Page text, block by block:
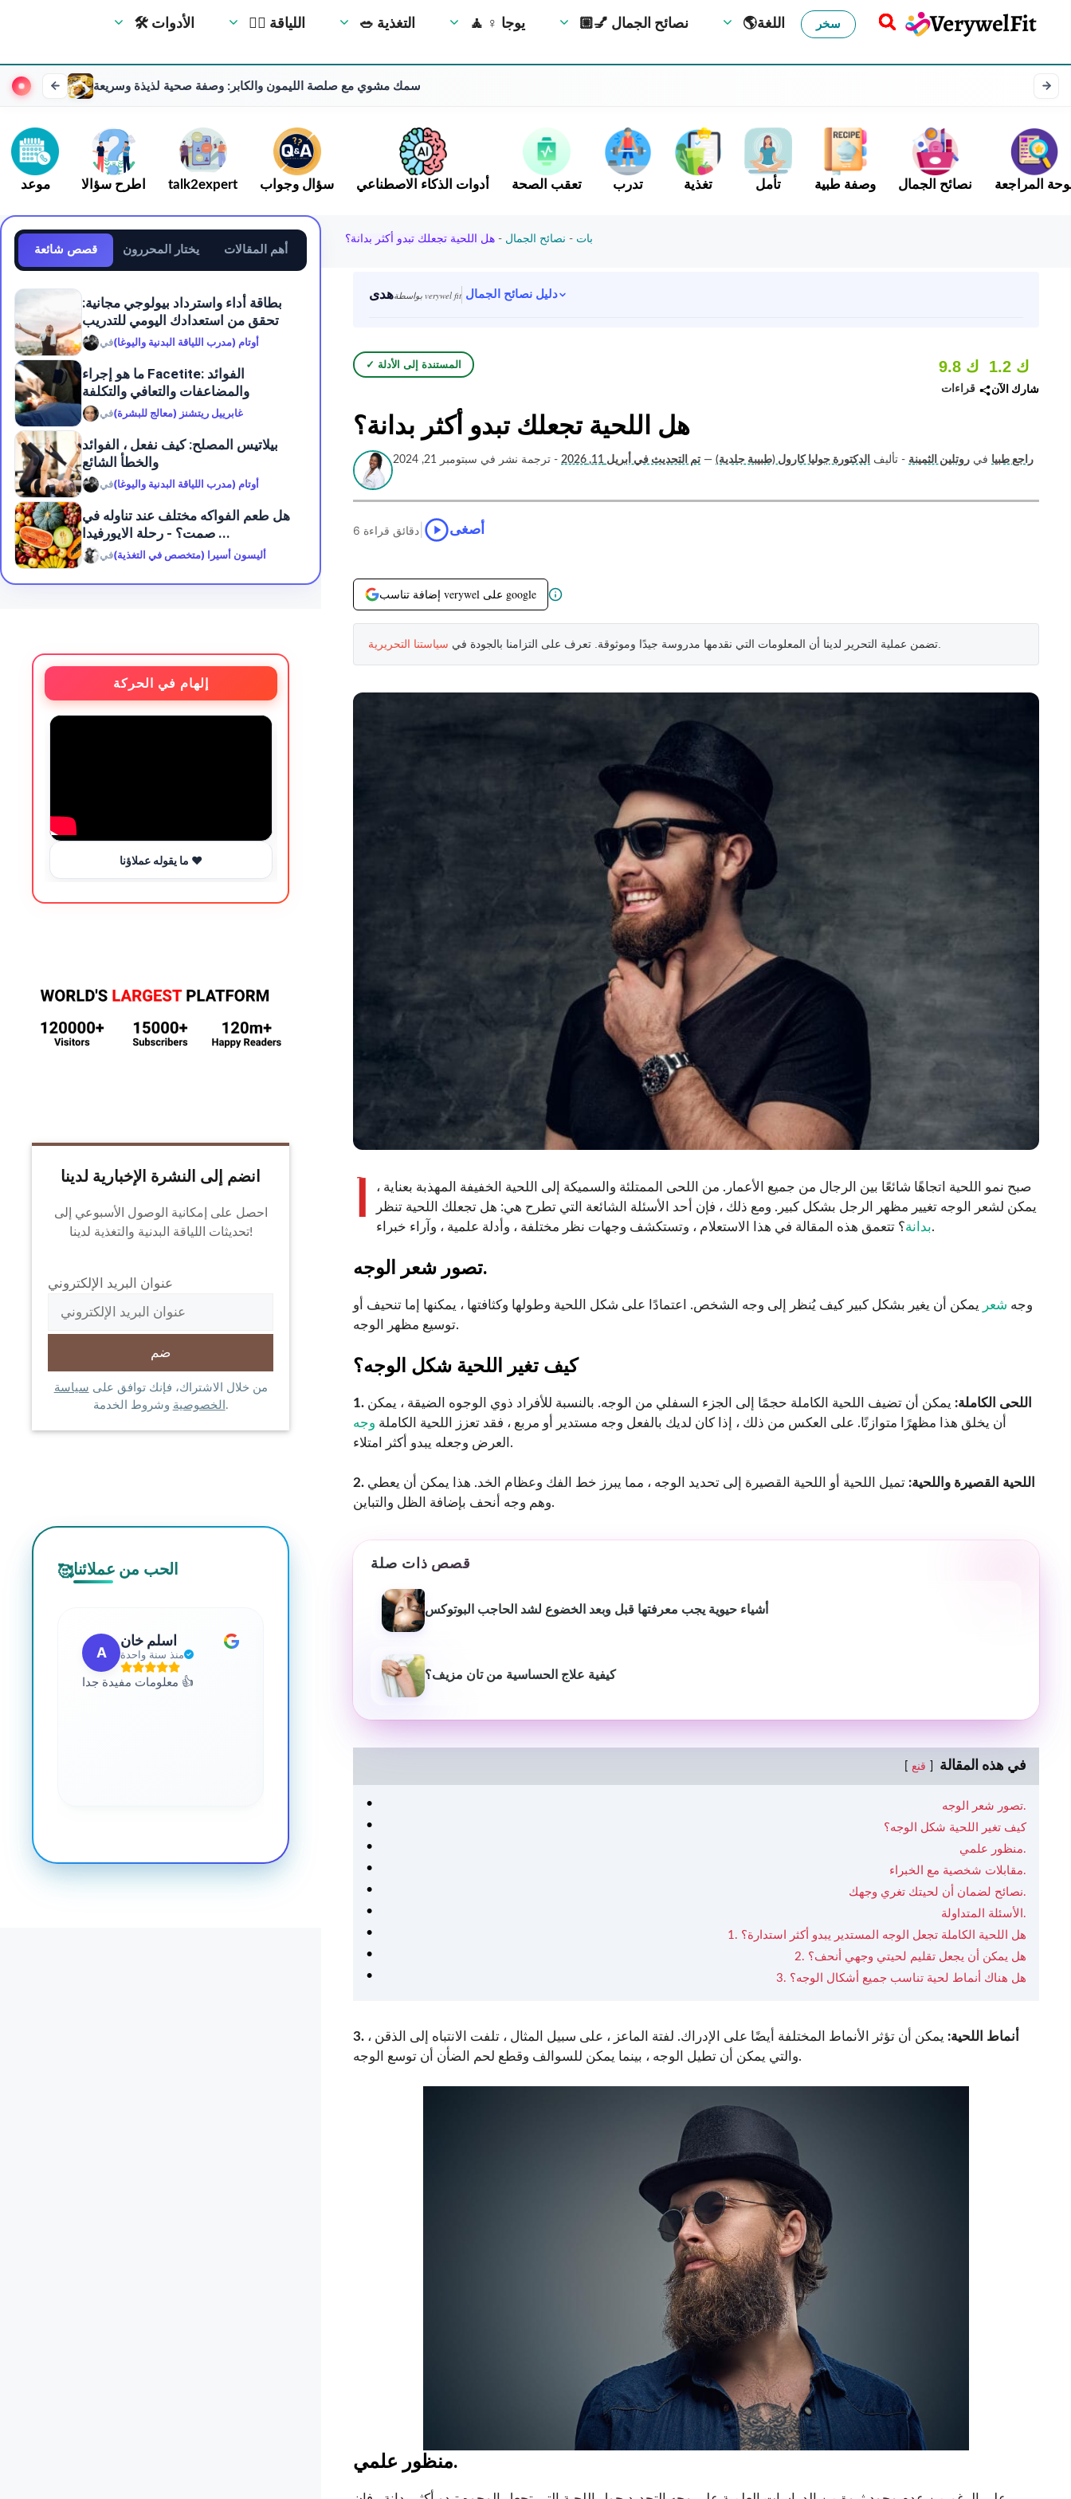
🛠 الأدوات 🏋️‍♀️ اللياقة 🥗 التغذية 🧘 ‍♀️ يوجا 💅🏼 نصائح الجمال 🌎اللغة سخر
سمك مشوي مع صلصة الليمون والكابر: وصفة صحية لذيذة وسريعة
موعد اطرح سؤالا talk2expert سؤال وجواب أدوات الذكاء الاصطناعي تعقب الصحة تدرب تغذية تأمل وصفة طبية نصائح الجمال المراجعة
بات - نصائح الجمال - هل اللحية تجعلك تبدو أكثر بدانة؟
هدى بواسطة verywel fit دليل نصائح الجمال
✓ المستندة إلى الأدلة 9.8 ك
قراءات
1.2 ك
شارك الآن
هل اللحية تجعلك تبدو أكثر بدانة؟
راجع طبيا في روتلين الثمينة - تأليف الدكتورة جوليا كارول (طبيبة جلدية) — تم التحديث في أبريل 11, 2026 - ترجمة نشر في سبتومبر 21, 2024
6 دقائق قراءة أصغى
إضافة تناسب verywel على google
تضمن عملية التحرير لدينا أن المعلومات التي نقدمها مدروسة جيدًا وموثوقة. تعرف على التزامنا بالجودة في سياستنا التحريرية
صبح نمو اللحية اتجاهًا شائعًا بين الرجال من جميع الأعمار. من اللحى الممتلئة والسميكة إلى اللحية الخفيفة المهذبة بعناية ،
يمكن لشعر الوجه تغيير مظهر الرجل بشكل كبير. ومع ذلك ، فإن أحد الأسئلة الشائعة التي تطرح هي: هل تجعلك اللحية تنظر
بدانة؟ تتعمق هذه المقالة في هذا الاستعلام ، وتستكشف وجهات نظر مختلفة ، وأدلة علمية ، وآراء خبراء.
تصور شعر الوجه.
وجه شعر يمكن أن يغير بشكل كبير كيف يُنظر إلى وجه الشخص. اعتمادًا على شكل اللحية وطولها وكثافتها ، يمكنها إما تنحيف أو
توسيع مظهر الوجه.
كيف تغير اللحية شكل الوجه؟
1. اللحى الكاملة: يمكن أن تضيف اللحية الكاملة حجمًا إلى الجزء السفلي من الوجه. بالنسبة للأفراد ذوي الوجوه الضيقة ، يمكن
أن يخلق هذا مظهرًا متوازنًا. على العكس من ذلك ، إذا كان لديك بالفعل وجه مستدير أو مربع ، فقد تعزز اللحية الكاملة وجه
العرض وجعله يبدو أكثر امتلاء.
2. اللحية القصيرة واللحية: تميل اللحية أو اللحية القصيرة إلى تحديد الوجه ، مما يبرز خط الفك وعظام الخد. هذا يمكن أن يعطي
وهم وجه أنحف بإضافة الظل والتباين.
قصص ذات صلة
أشياء حيوية يجب معرفتها قبل وبعد الخضوع لشد الحاجب البوتوكس
كيفية علاج الحساسية من تان مزيف؟
في هذه المقالة قنع
تصور شعر الوجه.
كيف تغير اللحية شكل الوجه؟
منظور علمي.
مقابلات شخصية مع الخبراء.
نصائح لضمان أن لحيتك تغري وجهك.
الأسئلة المتداولة.
1. هل اللحية الكاملة تجعل الوجه المستدير يبدو أكثر استدارة؟
2. هل يمكن أن يجعل تقليم لحيتي وجهي أنحف؟
3. هل هناك أنماط لحية تناسب جميع أشكال الوجه؟
3. أنماط اللحية: يمكن أن تؤثر الأنماط المختلفة أيضًا على الإدراك. لفتة الماعز ، على سبيل المثال ، تلفت الانتباه إلى الذقن ،
والتي يمكن أن تطيل الوجه ، بينما يمكن للسوالف وقطع لحم الضأن أن توسع الوجه.
منظور علمي.
قصص شائعة يختار المحررون أهم المقالات
بطاقة أداء واسترداد بيولوجي مجانية:
تحقق من استعدادك اليومي للتدريب
فيأوتام (مدرب اللياقة البدنية واليوغا)
ما هو إجراء Facetite: الفوائد
والمضاعفات والتعافي والتكلفة
فيغابرييل ريتشنز (معالج للبشرة)
بيلاتيس المصلح: كيف نفعل ، الفوائد
والخطأ الشائع
فيأوتام (مدرب اللياقة البدنية واليوغا)
هل طعم الفواكه مختلف عند تناوله في
صمت؟ - رحلة الايورفيدا ...
فيأليسون أسيرا (متخصص في التغذية)
إلهام في الحركة
ما يقوله عملاؤنا ❤️ تمارين يمكنك القيام بها أثناء الكذب 💪
انضم إلى النشرة الإخبارية لدينا
احصل على إمكانية الوصول الأسبوعي إلى
تحديثات اللياقة البدنية والتغذية لدينا!
عنوان البريد الإلكتروني
من خلال الاشتراك، فإنك توافق على سياسة
الخصوصية وشروط الخدمة.
🥰الحب من عملائنا
A
اسلم خان
منذ سنة واحدة
معلومات مفيدة جدا 👍
2 سنوات مضت
إنه مفيد للغاية للجميع. يمكنك
اكتساب المزيد من المعرفة حول
الصحة. رائع جدا
جزء مفيد جدا من المحتوى